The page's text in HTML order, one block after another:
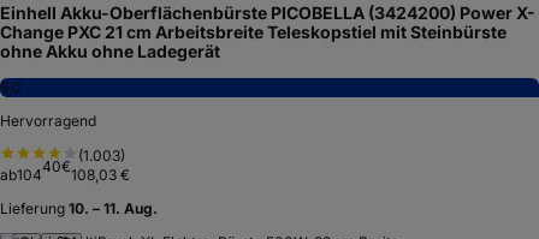
Einhell Akku-Oberflächenbürste PICOBELLA (3424200) Power X-
Change PXC 21 cm Arbeitsbreite Teleskopstiel mit Steinbürste
ohne Akku ohne Ladegerät
8,0
Hervorragend
(1.003)
ab10440€108,03 €
Lieferung 10. – 11. Aug.